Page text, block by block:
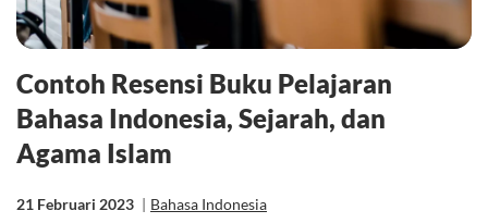
Contoh Resensi Buku Pelajaran
Bahasa Indonesia, Sejarah, dan
Agama Islam
21 Februari 2023 | Bahasa Indonesia